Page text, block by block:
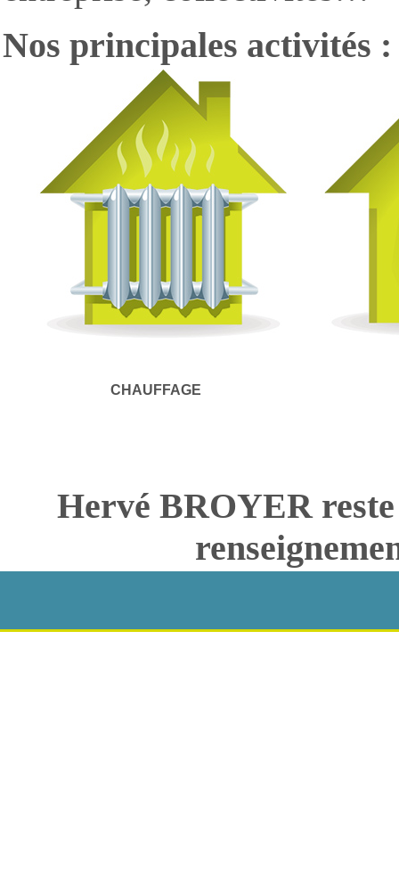
Nos principales activités :
CHAUFFAGE
Hervé BROYER